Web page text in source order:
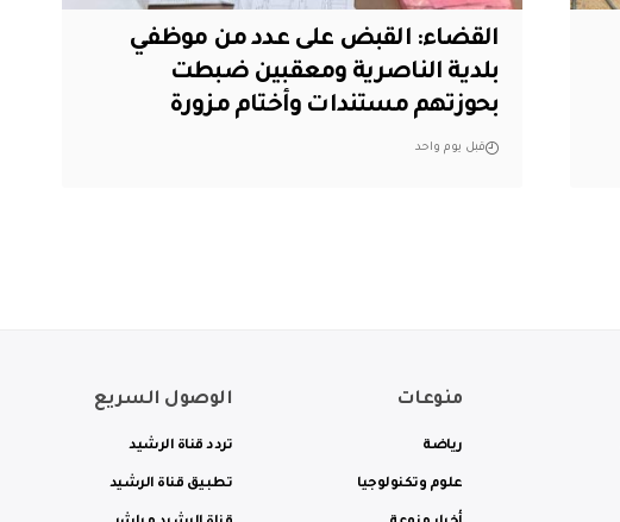
القضاء: القبض على عدد من موظفي
بلدية الناصرية ومعقبين ضبطت
بحوزتهم مستندات وأختام مزورة
قبل يوم واحد
منوعات
رياضة
علوم وتكنولوجيا
الوصول السريع
تردد قناة الرشيد
تطبيق قناة الرشيد